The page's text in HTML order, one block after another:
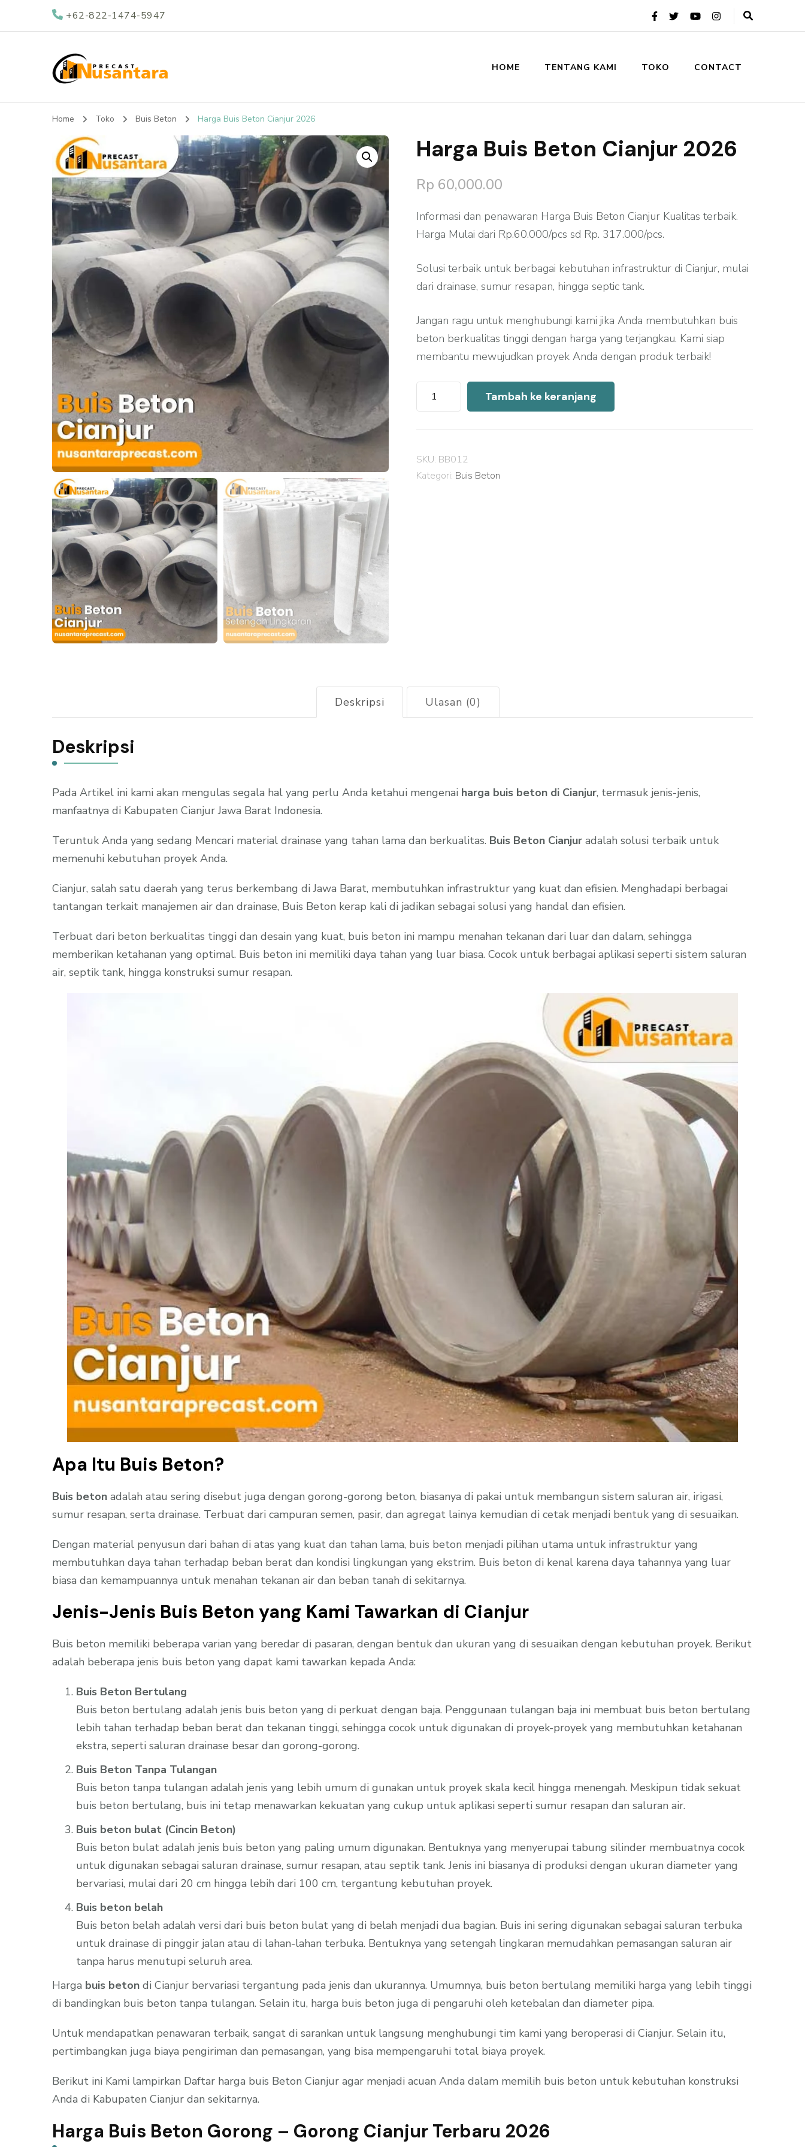
+62-822-1474-5947
Nusantara Precast
HOME TENTANG KAMI TOKO CONTACT
Home Toko Buis Beton Harga Buis Beton Cianjur 2026
Harga Buis Beton Cianjur 2026
Rp 60,000.00
Informasi dan penawaran Harga Buis Beton Cianjur Kualitas terbaik.
Harga Mulai dari Rp.60.000/pcs sd Rp. 317.000/pcs.
Solusi terbaik untuk berbagai kebutuhan infrastruktur di Cianjur, mulai
dari drainase, sumur resapan, hingga septic tank.
Jangan ragu untuk menghubungi kami jika Anda membutuhkan buis
beton berkualitas tinggi dengan harga yang terjangkau. Kami siap
membantu mewujudkan proyek Anda dengan produk terbaik!
Kuantitas
Harga
Buis
Cianjur
2026
Tambah ke keranjang
SKU: BB012
Kategori: Buis Beton
Deskripsi Ulasan (0)
Deskripsi
Pada Artikel ini kami akan mengulas segala hal yang perlu Anda ketahui mengenai harga buis beton di Cianjur, termasuk jenis-jenis,
manfaatnya di Kabupaten Cianjur Jawa Barat Indonesia.
Teruntuk Anda yang sedang Mencari material drainase yang tahan lama dan berkualitas. Buis Beton Cianjur adalah solusi terbaik untuk
memenuhi kebutuhan proyek Anda.
Cianjur, salah satu daerah yang terus berkembang di Jawa Barat, membutuhkan infrastruktur yang kuat dan efisien. Menghadapi berbagai
tantangan terkait manajemen air dan drainase, Buis Beton kerap kali di jadikan sebagai solusi yang handal dan efisien.
Terbuat dari beton berkualitas tinggi dan desain yang kuat, buis beton ini mampu menahan tekanan dari luar dan dalam, sehingga
memberikan ketahanan yang optimal. Buis beton ini memiliki daya tahan yang luar biasa. Cocok untuk berbagai aplikasi seperti sistem saluran
air, septik tank, hingga konstruksi sumur resapan.
Apa Itu Buis Beton?
Buis beton adalah atau sering disebut juga dengan gorong-gorong beton, biasanya di pakai untuk membangun sistem saluran air, irigasi,
sumur resapan, serta drainase. Terbuat dari campuran semen, pasir, dan agregat lainya kemudian di cetak menjadi bentuk yang di sesuaikan.
Dengan material penyusun dari bahan di atas yang kuat dan tahan lama, buis beton menjadi pilihan utama untuk infrastruktur yang
membutuhkan daya tahan terhadap beban berat dan kondisi lingkungan yang ekstrim. Buis beton di kenal karena daya tahannya yang luar
biasa dan kemampuannya untuk menahan tekanan air dan beban tanah di sekitarnya.
Jenis-Jenis Buis Beton yang Kami Tawarkan di Cianjur
Buis beton memiliki beberapa varian yang beredar di pasaran, dengan bentuk dan ukuran yang di sesuaikan dengan kebutuhan proyek. Berikut
adalah beberapa jenis buis beton yang dapat kami tawarkan kepada Anda:
Buis Beton Bertulang
Buis beton bertulang adalah jenis buis beton yang di perkuat dengan baja. Penggunaan tulangan baja ini membuat buis beton bertulang
lebih tahan terhadap beban berat dan tekanan tinggi, sehingga cocok untuk digunakan di proyek-proyek yang membutuhkan ketahanan
ekstra, seperti saluran drainase besar dan gorong-gorong.
Buis Beton Tanpa Tulangan
Buis beton tanpa tulangan adalah jenis yang lebih umum di gunakan untuk proyek skala kecil hingga menengah. Meskipun tidak sekuat
buis beton bertulang, buis ini tetap menawarkan kekuatan yang cukup untuk aplikasi seperti sumur resapan dan saluran air.
Buis beton bulat (Cincin Beton)
Buis beton bulat adalah jenis buis beton yang paling umum digunakan. Bentuknya yang menyerupai tabung silinder membuatnya cocok
untuk digunakan sebagai saluran drainase, sumur resapan, atau septik tank. Jenis ini biasanya di produksi dengan ukuran diameter yang
bervariasi, mulai dari 20 cm hingga lebih dari 100 cm, tergantung kebutuhan proyek.
Buis beton belah
Buis beton belah adalah versi dari buis beton bulat yang di belah menjadi dua bagian. Buis ini sering digunakan sebagai saluran terbuka
untuk drainase di pinggir jalan atau di lahan-lahan terbuka. Bentuknya yang setengah lingkaran memudahkan pemasangan saluran air
tanpa harus menutupi seluruh area.
Harga buis beton di Cianjur bervariasi tergantung pada jenis dan ukurannya. Umumnya, buis beton bertulang memiliki harga yang lebih tinggi
di bandingkan buis beton tanpa tulangan. Selain itu, harga buis beton juga di pengaruhi oleh ketebalan dan diameter pipa.
Untuk mendapatkan penawaran terbaik, sangat di sarankan untuk langsung menghubungi tim kami yang beroperasi di Cianjur. Selain itu,
pertimbangkan juga biaya pengiriman dan pemasangan, yang bisa mempengaruhi total biaya proyek.
Berikut ini Kami lampirkan Daftar harga buis Beton Cianjur agar menjadi acuan Anda dalam memilih buis beton untuk kebutuhan konstruksi
Anda di Kabupaten Cianjur dan sekitarnya.
Harga Buis Beton Gorong – Gorong Cianjur Terbaru 2026